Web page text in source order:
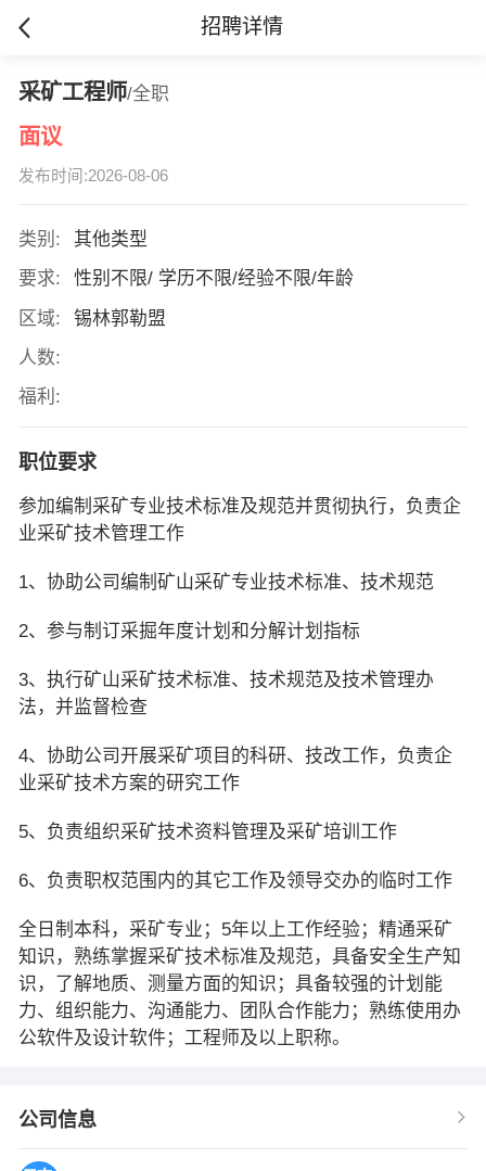
招聘详情
采矿工程师/全职
面议
发布时间:2026-08-06
类别:
其他类型
要求:
性别不限/ 学历不限/经验不限/年龄
区域:
锡林郭勒盟
人数:
福利:
职位要求
参加编制采矿专业技术标准及规范并贯彻执行，负责企
业采矿技术管理工作
1、协助公司编制矿山采矿专业技术标准、技术规范
2、参与制订采掘年度计划和分解计划指标
3、执行矿山采矿技术标准、技术规范及技术管理办
法，并监督检查
4、协助公司开展采矿项目的科研、技改工作，负责企
业采矿技术方案的研究工作
5、负责组织采矿技术资料管理及采矿培训工作
6、负责职权范围内的其它工作及领导交办的临时工作
全日制本科，采矿专业；5年以上工作经验；精通采矿
知识，熟练掌握采矿技术标准及规范，具备安全生产知
识，了解地质、测量方面的知识；具备较强的计划能
力、组织能力、沟通能力、团队合作能力；熟练使用办
公软件及设计软件；工程师及以上职称。
公司信息